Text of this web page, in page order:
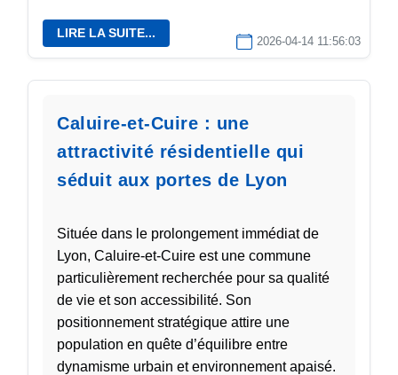
à
LIRE LA SUITE...
2026-04-14 11:56:03
Caluire-et-Cuire : une
attractivité résidentielle qui
séduit aux portes de Lyon
Située dans le prolongement immédiat de
Lyon, Caluire-et-Cuire est une commune
particulièrement recherchée pour sa qualité
de vie et son accessibilité. Son
positionnement stratégique attire une
population en quête d’équilibre entre
dynamisme urbain et environnement apaisé.